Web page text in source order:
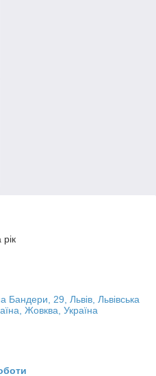
Бандери, 29, Львів, Львівська
Жовква, Україна